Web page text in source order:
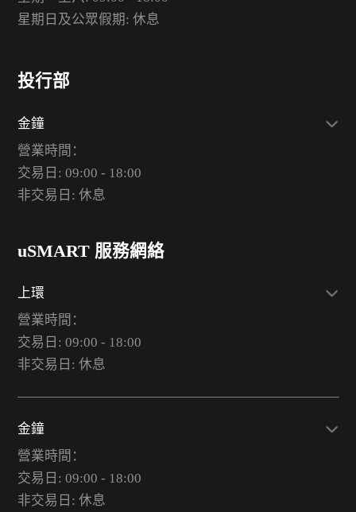
星期日及公眾假期: 休息
投行部
金鐘
營業時間：
交易日: 09:00 - 18:00
非交易日: 休息
uSMART 服務網絡
上環
營業時間：
交易日: 09:00 - 18:00
非交易日: 休息
金鐘
營業時間：
交易日: 09:00 - 18:00
非交易日: 休息